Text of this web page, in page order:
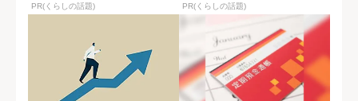
PR(くらしの話題) PR(くらしの話題)